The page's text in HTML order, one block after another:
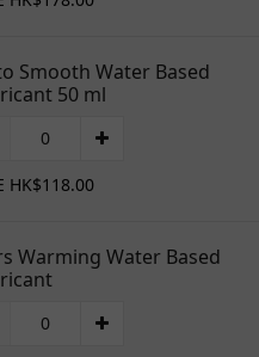
Smooth Water Based
50 ml
HK$118.00
Warming Water Based